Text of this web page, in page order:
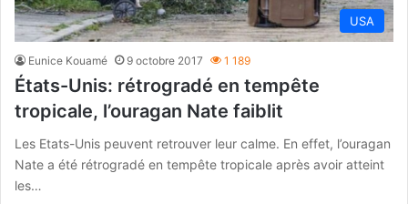
USA
Eunice Kouamé 9 octobre 2017 1 189
États-Unis: rétrogradé en tempête
tropicale, l’ouragan Nate faiblit
Les Etats-Unis peuvent retrouver leur calme. En effet, l’ouragan
Nate a été rétrogradé en tempête tropicale après avoir atteint
les…